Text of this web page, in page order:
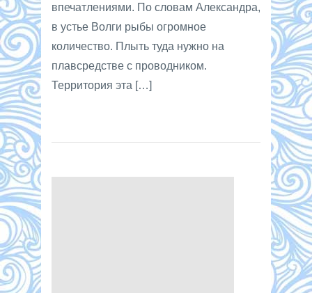
впечатлениями. По словам Александра,
в устье Волги рыбы огромное
количество. Плыть туда нужно на
плавсредстве с проводником.
Территория эта […]